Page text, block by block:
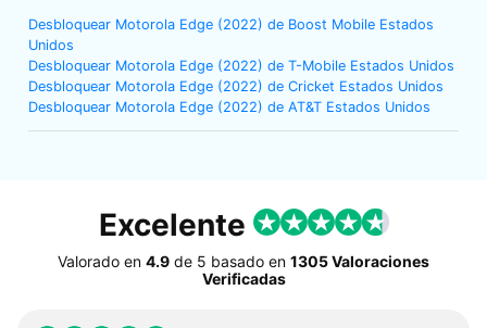
Desbloquear Motorola Edge (2022) de Boost Mobile Estados
Unidos
Desbloquear Motorola Edge (2022) de T-Mobile Estados Unidos
Desbloquear Motorola Edge (2022) de Cricket Estados Unidos
Desbloquear Motorola Edge (2022) de AT&T Estados Unidos
Excelente
Valorado en 4.9 de 5 basado en 1305 Valoraciones
Verificadas